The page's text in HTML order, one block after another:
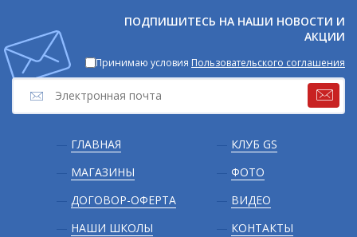
Подвал
ГЛАВНАЯ
МАГАЗИНЫ
ДОГОВОР-ОФЕРТА
НАШИ ШКОЛЫ
КЛУБ GS
ФОТО
ВИДЕО
КОНТАКТЫ
ПОДПИШИТЕСЬ НА НАШИ НОВОСТИ И
АКЦИИ
Принимаю условия Пользовательского соглашения